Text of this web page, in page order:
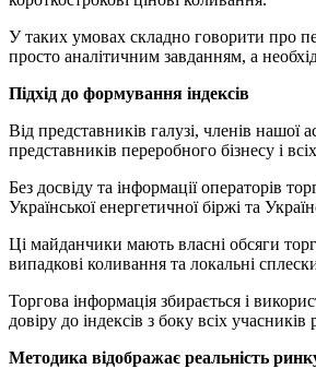
У таких умовах складно говорити про
просто аналітичним завданням, а
Підхід до формування індексів
Від представників галузі, членів нашої
представників переробного бізнесу і
Без досвіду та інформації операторів
Української енергетичної біржі та
Ці майданчики мають власні обсяги
випадкові коливання та локальні
Торгова інформація збирається і
довіру до індексів з боку всіх учасників
Методика відображає реальність